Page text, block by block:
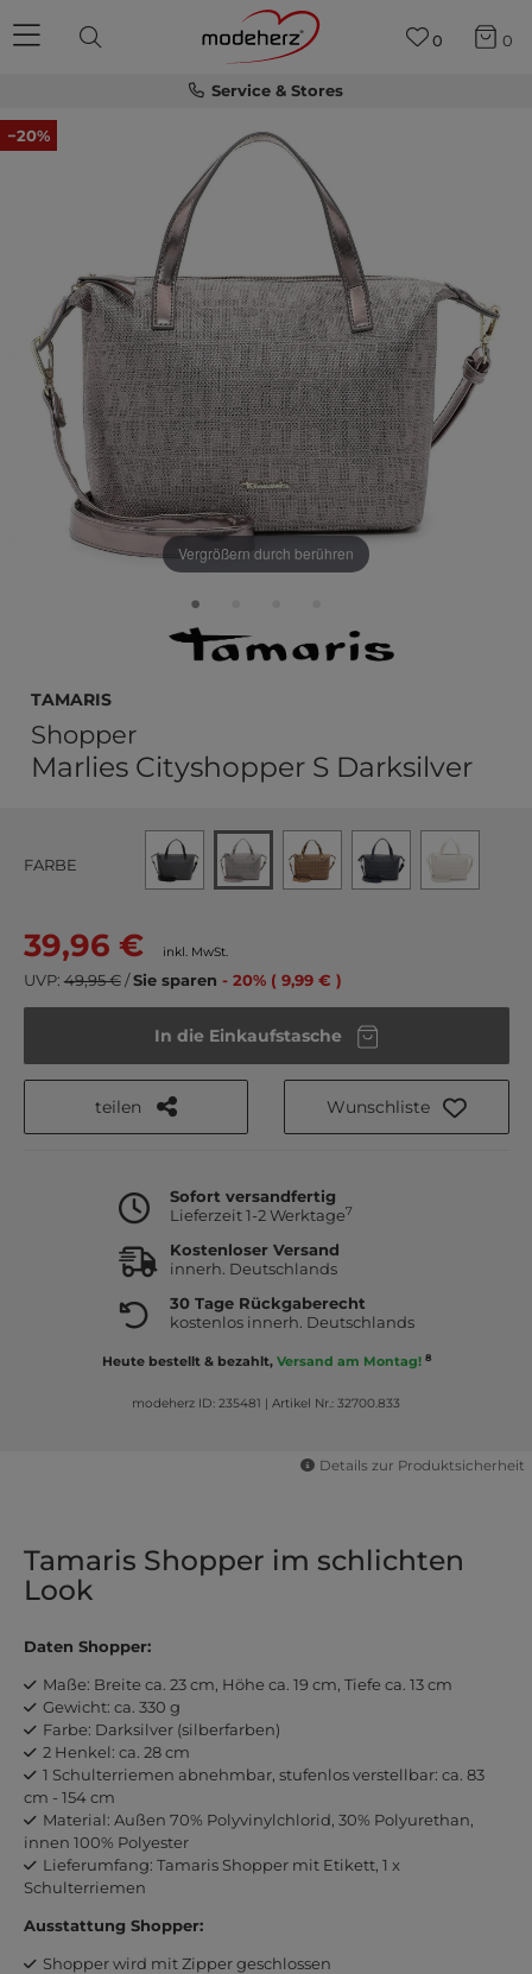
Service & Stores
0 0
−20%
Vergrößern durch berühren
Tamaris
Shopper
Marlies Cityshopper S Darksilver
FARBE
39,96 € inkl. MwSt.
UVP: 49,95 €/Sie sparen - 20% ( 9,99 € )
In die Einkaufstasche
teilen Wunschliste
Sofort versandfertig
Lieferzeit 1-2 Werktage7
Kostenloser Versand
innerh. Deutschlands
30 Tage Rückgaberecht
kostenlos innerh. Deutschlands
Heute bestellt & bezahlt, Versand am Montag! 8
modeherz ID: 235481 | Artikel Nr.: 32700.833
Details zur Produktsicherheit
Tamaris Shopper im schlichten
Look
Daten Shopper:
Maße: Breite ca. 23 cm, Höhe ca. 19 cm, Tiefe ca. 13 cm
Gewicht: ca. 330 g
Farbe: Darksilver (silberfarben)
2 Henkel: ca. 28 cm
1 Schulterriemen abnehmbar, stufenlos verstellbar: ca. 83
cm - 154 cm
Material: Außen 70% Polyvinylchlorid, 30% Polyurethan,
innen 100% Polyester
Lieferumfang: Tamaris Shopper mit Etikett, 1 x
Schulterriemen
Ausstattung Shopper:
Shopper wird mit Zipper geschlossen